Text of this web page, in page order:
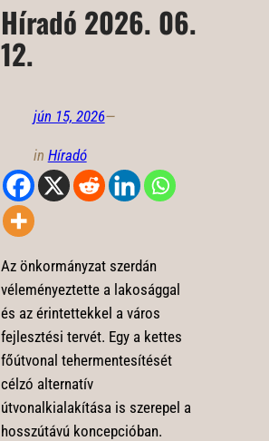
Híradó 2026. 06.
12.
jún 15, 2026—
in Híradó
Az önkormányzat szerdán
véleményeztette a lakosággal
és az érintettekkel a város
fejlesztési tervét. Egy a kettes
főútvonal tehermentesítését
célzó alternatív
útvonalkialakítása is szerepel a
hosszútávú koncepcióban.